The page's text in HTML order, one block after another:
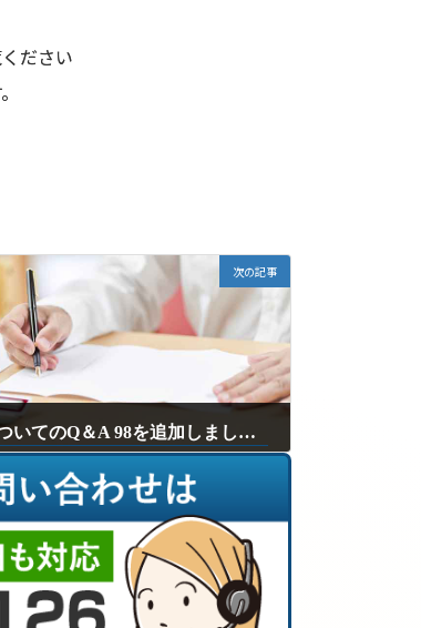
ださい
次の記事
いてのQ＆A 98を追加しました。
日